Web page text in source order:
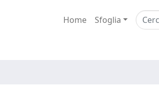
Home Sfoglia